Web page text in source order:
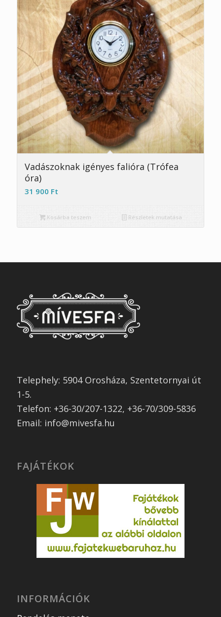
5.00
Vadászoknak igényes falióra (Trófea
óra)
31 900 Ft
Kosárba teszem Részletek mutatása
Telephely: 5904 Orosháza, Szentetornyai út
1-5.
Telefon: +36-30/207-1322, +36-70/309-5836
Email: info@mivesfa.hu
FAJÁTÉKOK
INFORMÁCIÓK